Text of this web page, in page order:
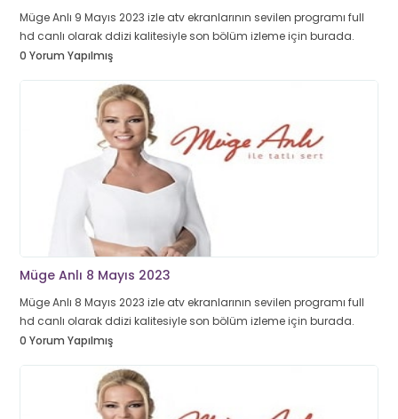
Müge Anlı 9 Mayıs 2023 izle atv ekranlarının sevilen programı full
hd canlı olarak ddizi kalitesiyle son bölüm izleme için burada.
0 Yorum Yapılmış
Müge Anlı 8 Mayıs 2023
Müge Anlı 8 Mayıs 2023 izle atv ekranlarının sevilen programı full
hd canlı olarak ddizi kalitesiyle son bölüm izleme için burada.
0 Yorum Yapılmış